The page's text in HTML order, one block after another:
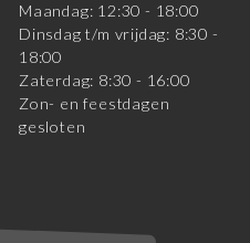
Maandag: 12:30 - 18:00
Dinsdag t/m vrijdag: 8:30 -
18:00
Zaterdag: 8:30 - 16:00
Zon- en feestdagen
gesloten